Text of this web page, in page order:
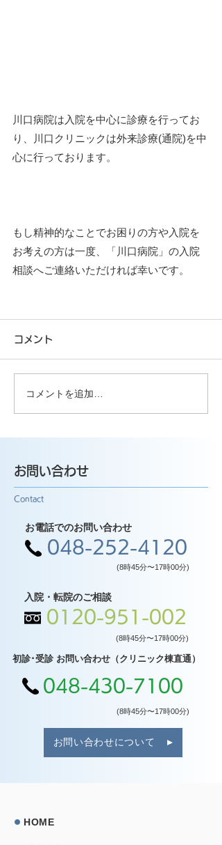
川口病院は入院を中心に診療を行ってお
り、川口クリニックは外来診療(通院)を中
心に行っております。
もし精神的なことでお困りの方や入院を
お考えの方は一度、「川口病院」の入院
相談へご連絡いただければ幸いです。
コメント
コメントを追加…
お問い合わせ
Contact
お電話でのお問い合わせ
048-252-4120
(8時45分〜17時00分)
入院・転院のご相談
0120-951-002
(8時45分〜17時00分)
初診･受診 お問い合わせ（クリニック棟直通）
048-430-7100
(8時45分〜17時00分)
お問い合わせについて
HOME